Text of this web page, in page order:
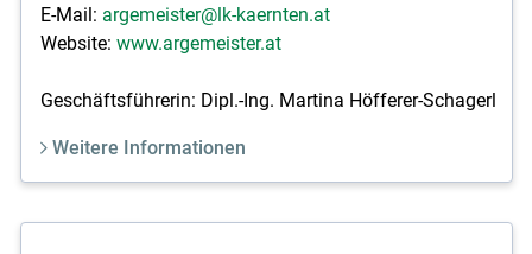
E-Mail: argemeister@lk-kaernten.at
Website: www.argemeister.at
Geschäftsführerin: Dipl.-Ing. Martina Höfferer-Schagerl
Weitere Informationen